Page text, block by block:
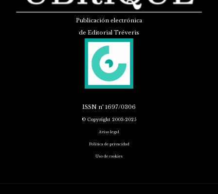
Publicación electrónica
de Editorial Tréveris
ISSN nº 1697/0306
© Copyright 2003-2025
Aviso legal
Política de privacidad
Uso de cookies